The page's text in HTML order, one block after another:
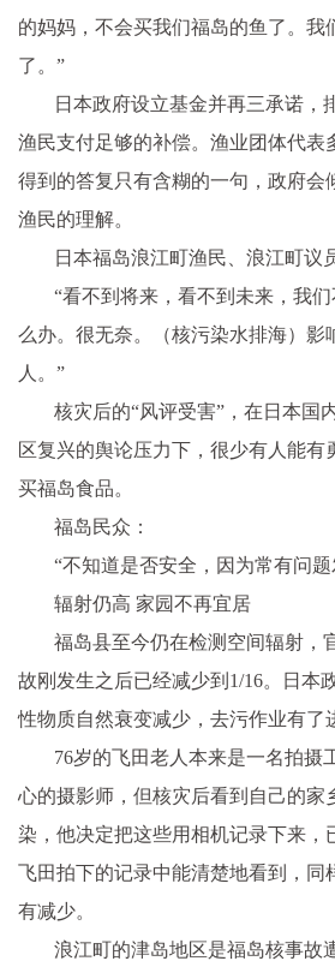
的妈妈，不会买我们福岛的鱼了。我
了。”
日本政府设立基金并再三承诺，
渔民支付足够的补偿。渔业团体代表
得到的答复只有含糊的一句，政府会
渔民的理解。
日本福岛浪江町渔民、浪江町议
“看不到将来，看不到未来，我
么办。很无奈。（核污染水排海）影
人。”
核灾后的“风评受害”，在日本国
区复兴的舆论压力下，很少有人能有
买福岛食品。
福岛民众：
“不知道是否安全，因为常有问题
辐射仍高 家园不再宜居
福岛县至今仍在检测空间辐射，
故刚发生之后已经减少到1/16。日本
性物质自然衰变减少，去污作业有了
76岁的飞田老人本来是一名拍摄
心的摄影师，但核灾后看到自己的家
染，他决定把这些用相机记录下来，
飞田拍下的记录中能清楚地看到，同
有减少。
浪江町的津岛地区是福岛核事故